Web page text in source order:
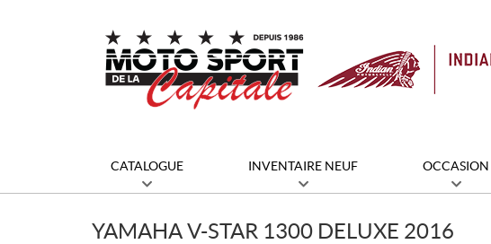
CATALOGUE INVENTAIRE NEUF OCCASION
YAMAHA V-STAR 1300 DELUXE 2016